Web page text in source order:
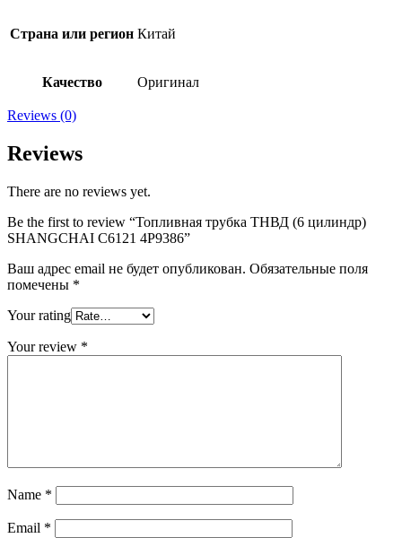
Страна или регион Китай
Качество Оригинал
Reviews (0)
Reviews
There are no reviews yet.
Be the first to review “Топливная трубка ТНВД (6 цилиндр)
SHANGCHAI C6121 4P9386”
Ваш адрес email не будет опубликован. Обязательные поля
помечены *
Your rating
Your review *
Name *
Email *